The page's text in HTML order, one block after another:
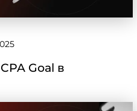
Goal в